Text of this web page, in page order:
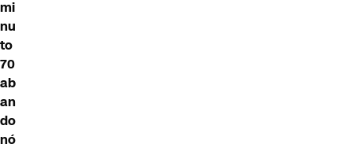
mi
nu
to
70
ab
an
do
nó